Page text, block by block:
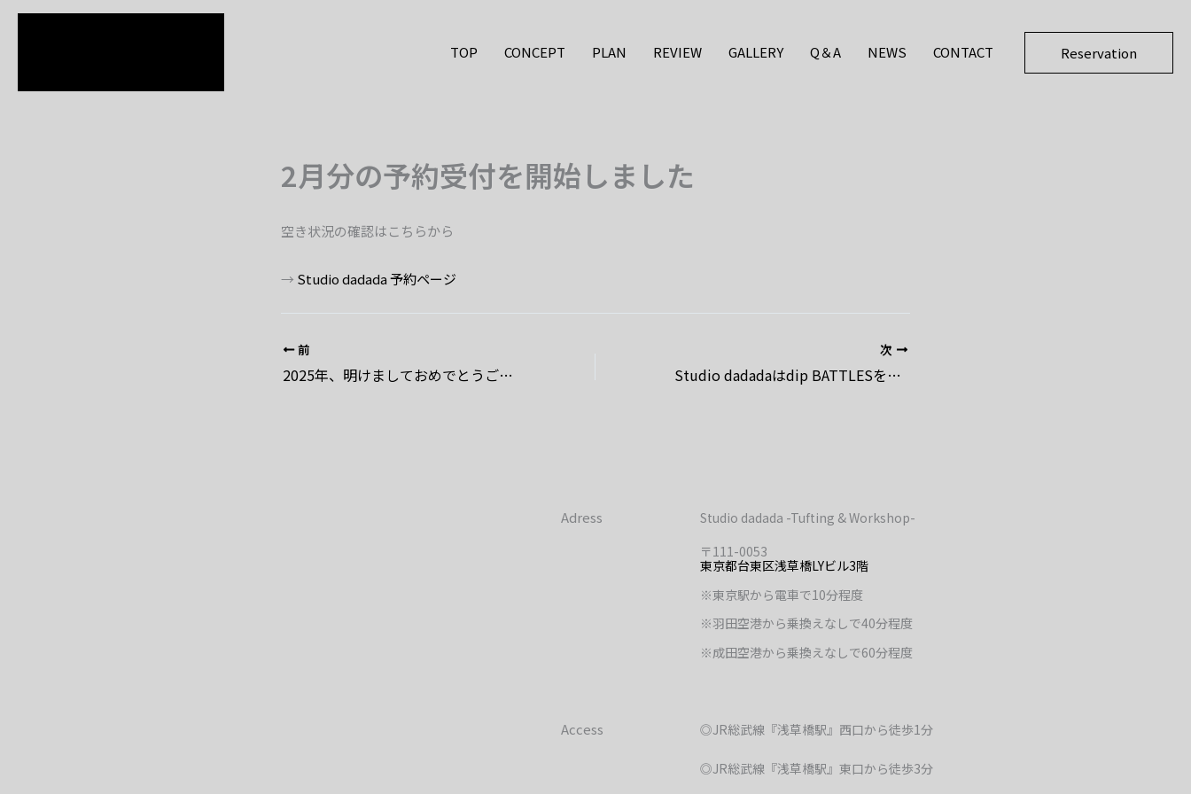
TOP CONCEPT PLAN REVIEW GALLERY Q＆A NEWS CONTACT Reservation
2月分の予約受付を開始しました
空き状況の確認はこちらから
→ Studio dadada 予約ページ
前
2025年、明けましておめでとうございます。
次
Studio dadadaはdip BATTLESを応援しています
Adress
Studio dadada -Tufting & Workshop-
〒111-0053
東京都台東区浅草橋LYビル3階
※東京駅から電車で10分程度
※羽田空港から乗換えなしで40分程度
※成田空港から乗換えなしで60分程度
Access ◎JR総武線『浅草橋駅』西口から徒歩1分
◎JR総武線『浅草橋駅』東口から徒歩3分